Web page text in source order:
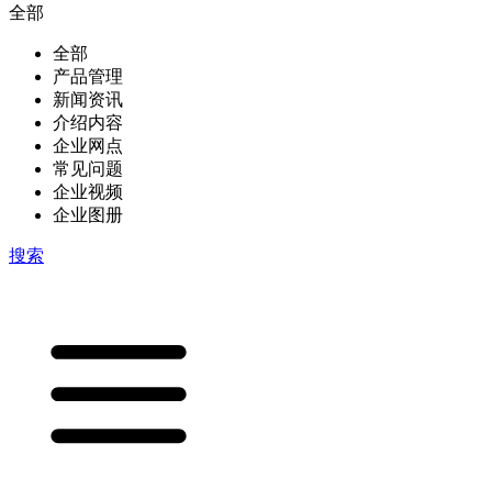
全部
全部
产品管理
新闻资讯
介绍内容
企业网点
常见问题
企业视频
企业图册
搜索